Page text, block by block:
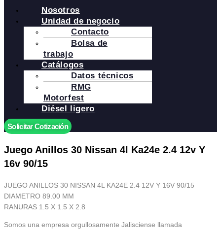
Nosotros
Unidad de negocio
Contacto
Bolsa de
trabajo
Catálogos
Datos técnicos
RMG
Motorfest
Diésel ligero
Solicitar Cotización
Juego Anillos 30 Nissan 4l Ka24e 2.4 12v Y
16v 90/15
JUEGO ANILLOS 30 NISSAN 4L KA24E 2.4 12V Y 16V 90/15
DIAMETRO 89.00 MM
RANURAS 1.5 X 1.5 X 2.8
Somos una empresa orgullosamente Jalisciense llamada